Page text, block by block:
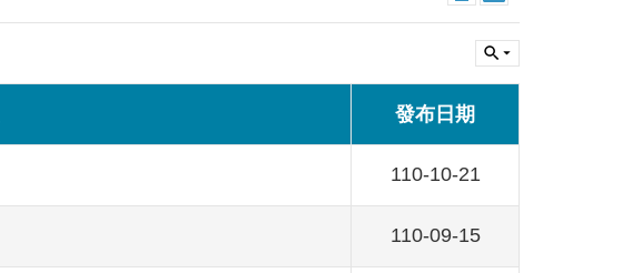
發布日期
110-10-21
110-09-15